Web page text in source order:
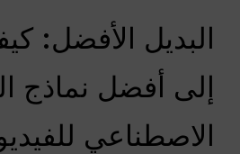
البديل الأفضل:
إلى أفضل نماذج
الاصطناعي